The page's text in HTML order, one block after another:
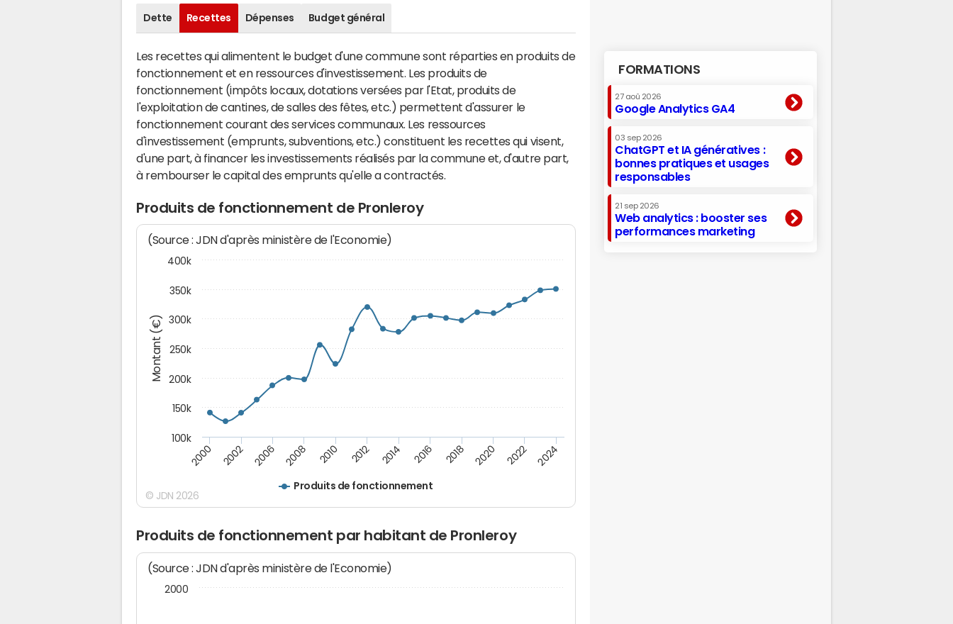
Dette Recettes Dépenses Budget général
Les recettes qui alimentent le budget d'une commune sont réparties en produits de
fonctionnement et en ressources d'investissement. Les produits de
fonctionnement (impôts locaux, dotations versées par l'Etat, produits de
l'exploitation de cantines, de salles des fêtes, etc.) permettent d'assurer le
fonctionnement courant des services communaux. Les ressources
d'investissement (emprunts, subventions, etc.) constituent les recettes qui visent,
d'une part, à financer les investissements réalisés par la commune et, d'autre part,
à rembourser le capital des emprunts qu'elle a contractés.
Produits de fonctionnement de Pronleroy
Montant (€)
(Source : JDN d'après ministère de l'Economie)
Produits de fonctionnement
2000 2002 2006 2008 2010 2012 2014 2016 2018 2020 2022 2024
100k
150k
200k
250k
300k
350k
400k
© JDN 2026
Produits de fonctionnement par habitant de Pronleroy
(Source : JDN d'après ministère de l'Economie)
2000
FORMATIONS
27 aoû 2026
Google Analytics GA4
03 sep 2026
ChatGPT et IA génératives :
bonnes pratiques et usages
responsables
21 sep 2026
Web analytics : booster ses
performances marketing